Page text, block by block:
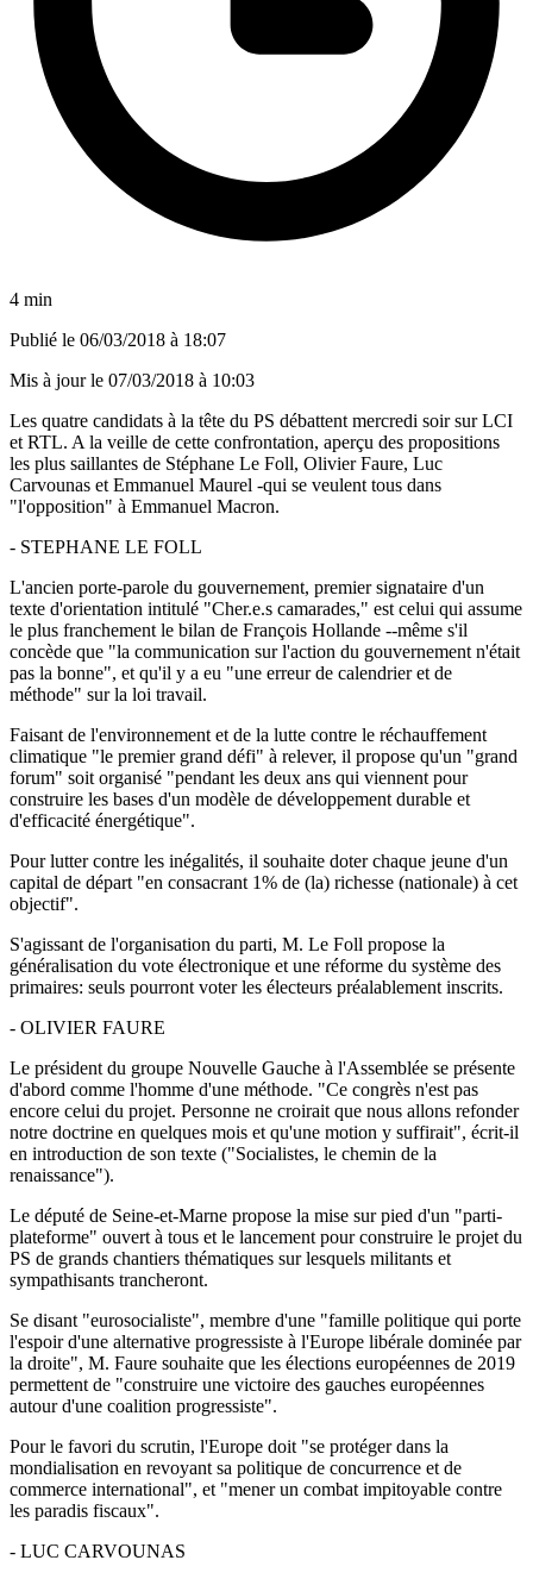
4 min
Publié le 06/03/2018 à 18:07
Mis à jour le 07/03/2018 à 10:03
Les quatre candidats à la tête du PS débattent mercredi soir sur LCI
et RTL. A la veille de cette confrontation, aperçu des propositions
les plus saillantes de Stéphane Le Foll, Olivier Faure, Luc
Carvounas et Emmanuel Maurel -qui se veulent tous dans
"l'opposition" à Emmanuel Macron.
- STEPHANE LE FOLL
L'ancien porte-parole du gouvernement, premier signataire d'un
texte d'orientation intitulé "Cher.e.s camarades," est celui qui assume
le plus franchement le bilan de François Hollande --même s'il
concède que "la communication sur l'action du gouvernement n'était
pas la bonne", et qu'il y a eu "une erreur de calendrier et de
méthode" sur la loi travail.
Faisant de l'environnement et de la lutte contre le réchauffement
climatique "le premier grand défi" à relever, il propose qu'un "grand
forum" soit organisé "pendant les deux ans qui viennent pour
construire les bases d'un modèle de développement durable et
d'efficacité énergétique".
Pour lutter contre les inégalités, il souhaite doter chaque jeune d'un
capital de départ "en consacrant 1% de (la) richesse (nationale) à cet
objectif".
S'agissant de l'organisation du parti, M. Le Foll propose la
généralisation du vote électronique et une réforme du système des
primaires: seuls pourront voter les électeurs préalablement inscrits.
- OLIVIER FAURE
Le président du groupe Nouvelle Gauche à l'Assemblée se présente
d'abord comme l'homme d'une méthode. "Ce congrès n'est pas
encore celui du projet. Personne ne croirait que nous allons refonder
notre doctrine en quelques mois et qu'une motion y suffirait", écrit-il
en introduction de son texte ("Socialistes, le chemin de la
renaissance").
Le député de Seine-et-Marne propose la mise sur pied d'un "parti-
plateforme" ouvert à tous et le lancement pour construire le projet du
PS de grands chantiers thématiques sur lesquels militants et
sympathisants trancheront.
Se disant "eurosocialiste", membre d'une "famille politique qui porte
l'espoir d'une alternative progressiste à l'Europe libérale dominée par
la droite", M. Faure souhaite que les élections européennes de 2019
permettent de "construire une victoire des gauches européennes
autour d'une coalition progressiste".
Pour le favori du scrutin, l'Europe doit "se protéger dans la
mondialisation en revoyant sa politique de concurrence et de
commerce international", et "mener un combat impitoyable contre
les paradis fiscaux".
- LUC CARVOUNAS